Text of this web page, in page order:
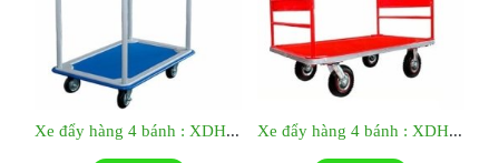
Xe đẩy hàng 4 bánh : XDH07 Xe đẩy hàng 4 bánh : XDH08